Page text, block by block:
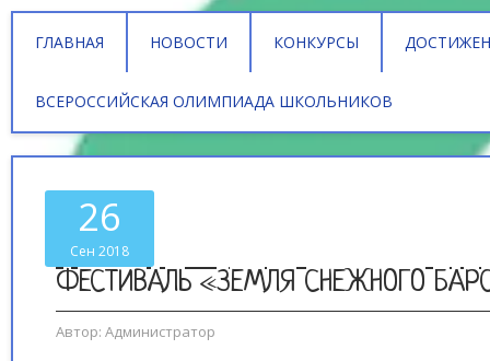
ГЛАВНАЯ НОВОСТИ КОНКУРСЫ
ВСЕРОССИЙСКАЯ ОЛИМПИАДА ШКОЛЬНИКОВ
26
Сен 2018
ФЕСТИВАЛЬ «ЗЕМЛЯ СНЕЖНОГО
Автор: Администратор